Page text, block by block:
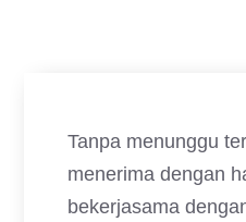
Tanpa menunggu
menerima dengan
bekerjasama